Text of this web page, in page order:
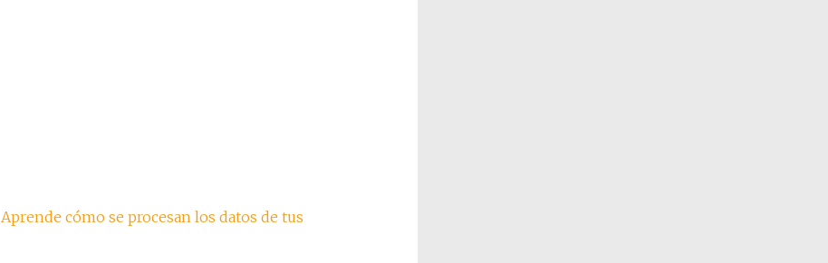
Aprende cómo se procesan los datos de tus